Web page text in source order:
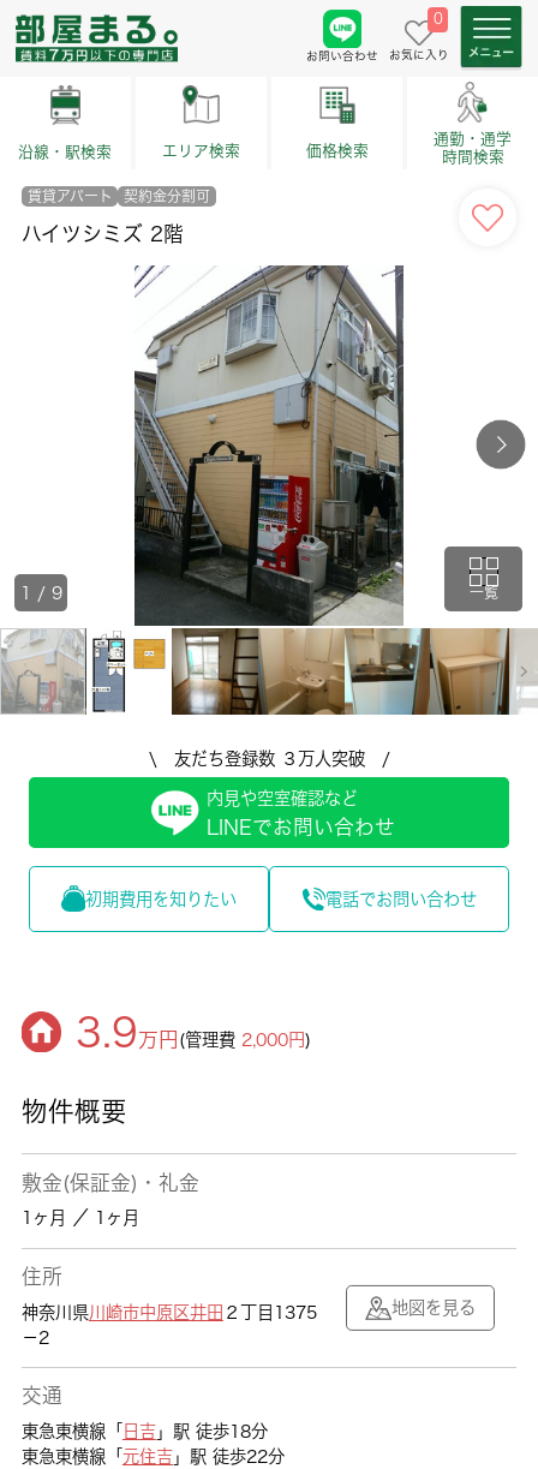
お問い合わせ
0
お気に入り
沿線・駅検索 エリア検索 価格検索
通勤・通学
時間検索
賃貸アパート 契約金分割可
ハイツシミズ 2階
一覧
1 / 9
\ 友だち登録数 ３万人突破 /
内見や空室確認など
LINEでお問い合わせ
初期費用を知りたい 電話でお問い合わせ
3.9万円 (管理費 2,000円)
物件概要
敷金(保証金)・礼金
1ヶ月 ／ 1ヶ月
住所
神奈川県川崎市中原区井田 ２丁目1375
－2
地図を見る
交通
東急東横線「 日吉」駅 徒歩18分
東急東横線「 元住吉」駅 徒歩22分